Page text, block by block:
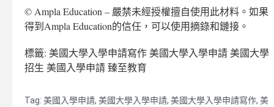
© Ampla Education – 嚴禁未經授權擅自使用此材料。如果
得到Ampla Education的信任，可以使用摘錄和鏈接。
標籤: 美國大學入學申請寫作 美國大學入學申請 美國大學
招生 美國入學申請 臻至教育
Tag: 美國入學申請, 美國大學入學申請, 美國大學入學申請寫作, 美